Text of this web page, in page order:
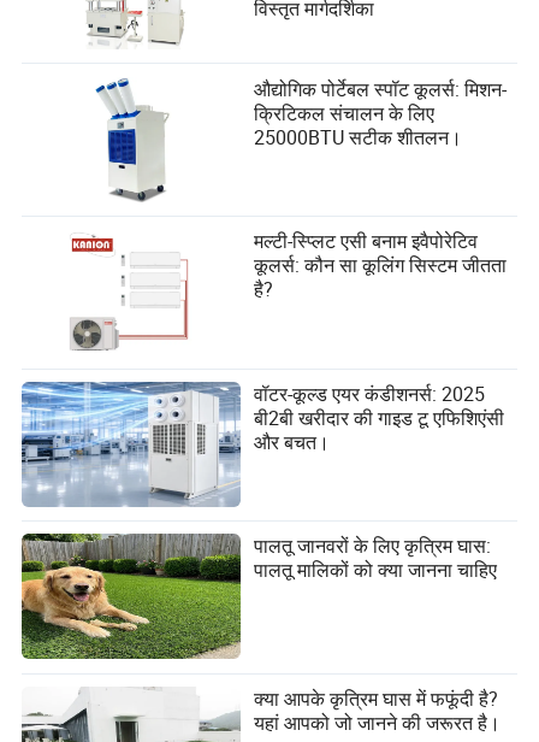
विस्तृत मार्गदर्शिका
औद्योगिक पोर्टेबल स्पॉट कूलर्स: मिशन-
क्रिटिकल संचालन के लिए
25000BTU सटीक शीतलन।
मल्टी-स्प्लिट एसी बनाम इवैपोरेटिव
कूलर्स: कौन सा कूलिंग सिस्टम जीतता
है?
वॉटर-कूल्ड एयर कंडीशनर्स: 2025
बी2बी खरीदार की गाइड टू एफिशिएंसी
और बचत।
पालतू जानवरों के लिए कृत्रिम घास:
पालतू मालिकों को क्या जानना चाहिए
क्या आपके कृत्रिम घास में फफूंदी है?
यहां आपको जो जानने की जरूरत है।